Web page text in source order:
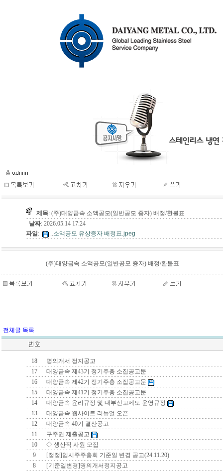
제목: (주)대양금속 소액공모(일반공모 증자) 배정/환불표
날짜: 2026.05.14 17:24
파일: ..소액공모 유상증자 배정표.jpeg
(주)대양금속 소액공모(일반공모 증자) 배정/환불표
전체글 목록
18
명의개서 정지공고
17
대양금속 제43기 정기주총 소집공고문
16
대양금속 제42기 정기주총 소집공고문
15
대양금속 제41기 정기주총 소집공고문
14
대양금속 윤리규정 및 내부신고제도 운영규정
13
대양금속 웹사이트 리뉴얼 오픈
12
대양금속 40기 결산공고
11
구주권 제출공고
10
◇ 생산직 사원 모집
9
[정정]임시주주총회 기준일 변경 공고(24.11.20)
8
[기준일변경]명의개서정지공고